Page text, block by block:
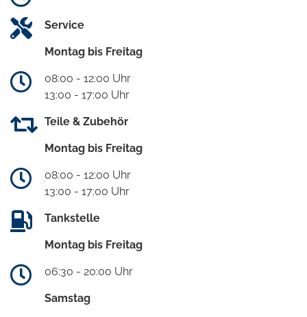
Service
Montag bis Freitag
08:00 - 12:00 Uhr
13:00 - 17:00 Uhr
Teile & Zubehör
Montag bis Freitag
08:00 - 12:00 Uhr
13:00 - 17:00 Uhr
Tankstelle
Montag bis Freitag
06:30 - 20:00 Uhr
Samstag